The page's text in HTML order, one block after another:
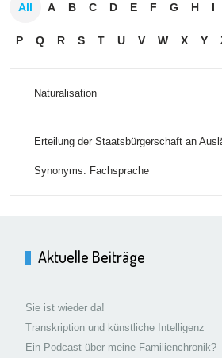
All A B C D E F G H I
P Q R S T U V W X Y
Naturalisation
Erteilung der Staatsbürgerschaft an
Synonyms: Fachsprache
Aktuelle Beiträge
Sie ist wieder da!
Transkription und künstliche Intelligenz
Ein Podcast über meine Familienchronik?